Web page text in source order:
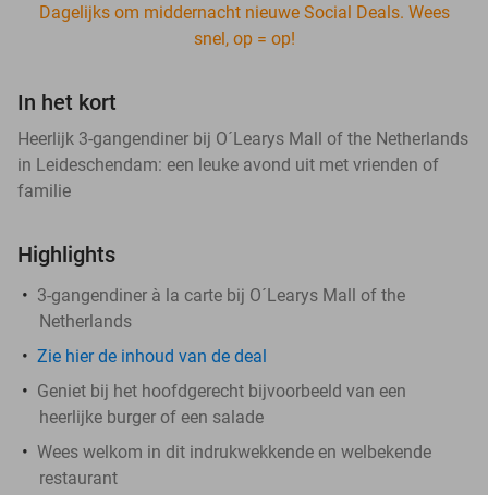
Dagelijks om middernacht nieuwe Social Deals. Wees
snel, op = op!
In het kort
Heerlijk 3-gangendiner bij O´Learys Mall of the Netherlands
in Leideschendam: een leuke avond uit met vrienden of
familie
Highlights
3-gangendiner à la carte bij O´Learys Mall of the
Netherlands
Zie hier de inhoud van de deal
Geniet bij het hoofdgerecht bijvoorbeeld van een
heerlijke burger of een salade
Wees welkom in dit indrukwekkende en welbekende
restaurant